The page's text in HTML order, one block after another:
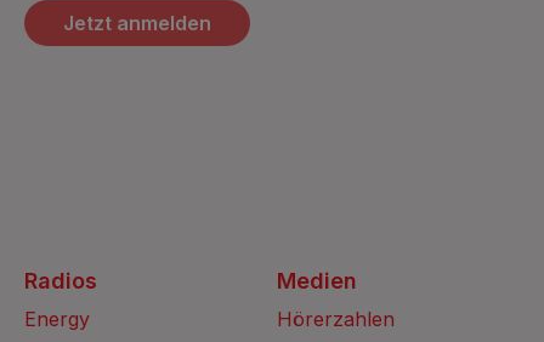
Jetzt anmelden
Radios
Energy
Medien
Hörerzahlen